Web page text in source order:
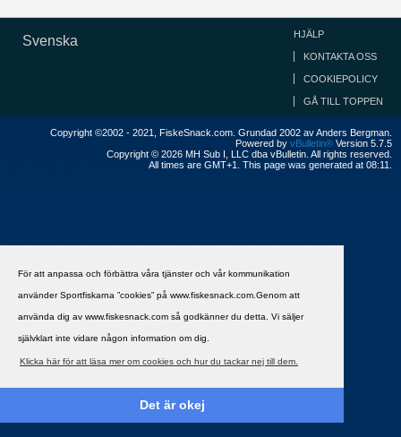
För att anpassa och förbättra våra tjänster och vår kommunikation
använder Sportfiskarna ”cookies” på www.fiskesnack.com.Genom att
använda dig av www.fiskesnack.com så godkänner du detta. Vi säljer
självklart inte vidare någon information om dig.
Klicka här för att läsa mer om cookies och hur du tackar nej till dem.
Det är okej
Svenska HJÄLP
KONTAKTA OSS
COOKIEPOLICY
GÅ TILL TOPPEN
Copyright ©2002 - 2021, FiskeSnack.com. Grundad 2002 av Anders Bergman.
Powered by vBulletin® Version 5.7.5
Copyright © 2026 MH Sub I, LLC dba vBulletin. All rights reserved.
All times are GMT+1. This page was generated at 08:11.